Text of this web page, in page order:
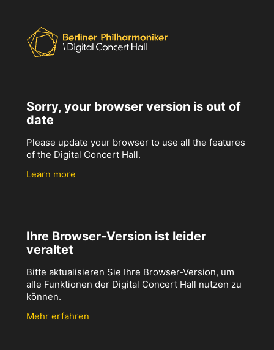
Sorry, your browser version is out of
date
Please update your browser to use all the features
of the Digital Concert Hall.
Learn more
Ihre Browser-Version ist leider
veraltet
Bitte aktualisieren Sie Ihre Browser-Version, um
alle Funktionen der Digital Concert Hall nutzen zu
können.
Mehr erfahren